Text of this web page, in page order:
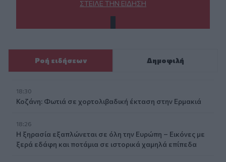
ΣΤΕΊΛΕ ΤΗΝ ΕΊΔΗΣΗ
Ροή ειδήσεων Δημοφιλή
18:30
Κοζάνη: Φωτιά σε χορτολιβαδική έκταση στην Ερμακιά
18:26
Η ξηρασία εξαπλώνεται σε όλη την Ευρώπη – Εικόνες με
ξερά εδάφη και ποτάμια σε ιστορικά χαμηλά επίπεδα